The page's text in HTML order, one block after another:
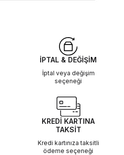
İPTAL & DEĞİŞİM
İptal veya değişim
seçeneği
KREDİ KARTINA
TAKSİT
Kredi kartınıza taksitli
ödeme seçeneği